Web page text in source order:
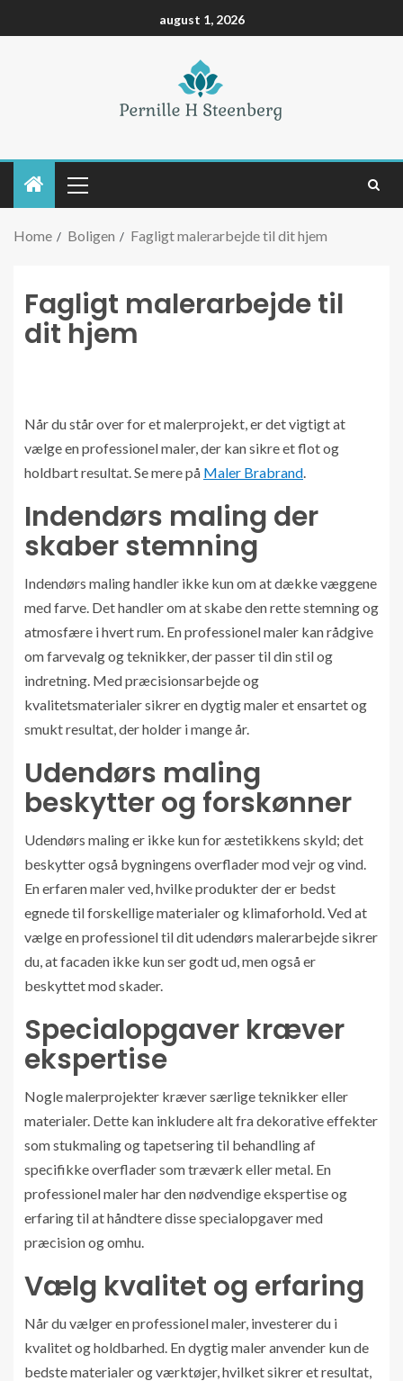
august 1, 2026
Home Boligen Fagligt malerarbejde til dit hjem
Fagligt malerarbejde til
dit hjem
Når du står over for et malerprojekt, er det vigtigt at
vælge en professionel maler, der kan sikre et flot og
holdbart resultat. Se mere på Maler Brabrand.
Indendørs maling der
skaber stemning
Indendørs maling handler ikke kun om at dække væggene
med farve. Det handler om at skabe den rette stemning og
atmosfære i hvert rum. En professionel maler kan rådgive
om farvevalg og teknikker, der passer til din stil og
indretning. Med præcisionsarbejde og
kvalitetsmaterialer sikrer en dygtig maler et ensartet og
smukt resultat, der holder i mange år.
Udendørs maling
beskytter og forskønner
Udendørs maling er ikke kun for æstetikkens skyld; det
beskytter også bygningens overflader mod vejr og vind.
En erfaren maler ved, hvilke produkter der er bedst
egnede til forskellige materialer og klimaforhold. Ved at
vælge en professionel til dit udendørs malerarbejde sikrer
du, at facaden ikke kun ser godt ud, men også er
beskyttet mod skader.
Specialopgaver kræver
ekspertise
Nogle malerprojekter kræver særlige teknikker eller
materialer. Dette kan inkludere alt fra dekorative effekter
som stukmaling og tapetsering til behandling af
specifikke overflader som træværk eller metal. En
professionel maler har den nødvendige ekspertise og
erfaring til at håndtere disse specialopgaver med
præcision og omhu.
Vælg kvalitet og erfaring
Når du vælger en professionel maler, investerer du i
kvalitet og holdbarhed. En dygtig maler anvender kun de
bedste materialer og værktøjer, hvilket sikrer et resultat,